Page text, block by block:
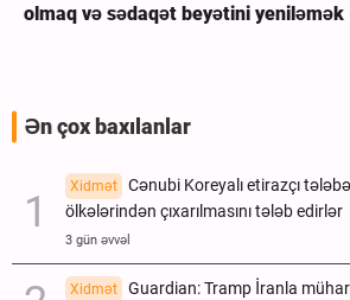
olmaq və sədaqət beyətini yeniləmək
Ən çox baxılanlar
Xidmət
Cənubi Koreyalı etirazçı
ölkələrindən çıxarılmasını tələb edirlər
3 gün əvvəl
Xidmət Guardian: Tramp İranla